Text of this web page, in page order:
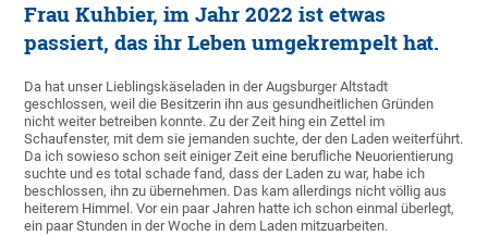
Frau Kuhbier, im Jahr 2022 ist etwas
passiert, das ihr Leben umgekrempelt hat.
Da hat unser Lieblingskäseladen in der Augsburger Altstadt
geschlossen, weil die Besitzerin ihn aus gesundheitlichen Gründen
nicht weiter betreiben konnte. Zu der Zeit hing ein Zettel im
Schaufenster, mit dem sie jemanden suchte, der den Laden weiterführt.
Da ich sowieso schon seit einiger Zeit eine berufliche Neuorientierung
suchte und es total schade fand, dass der Laden zu war, habe ich
beschlossen, ihn zu übernehmen. Das kam allerdings nicht völlig aus
heiterem Himmel. Vor ein paar Jahren hatte ich schon einmal überlegt,
ein paar Stunden in der Woche in dem Laden mitzuarbeiten.